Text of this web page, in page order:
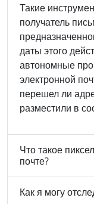
Такие
получатель
даты этого
автономные
электронной
перешел ли
разместили в
Что такое
почте?
Как я могу